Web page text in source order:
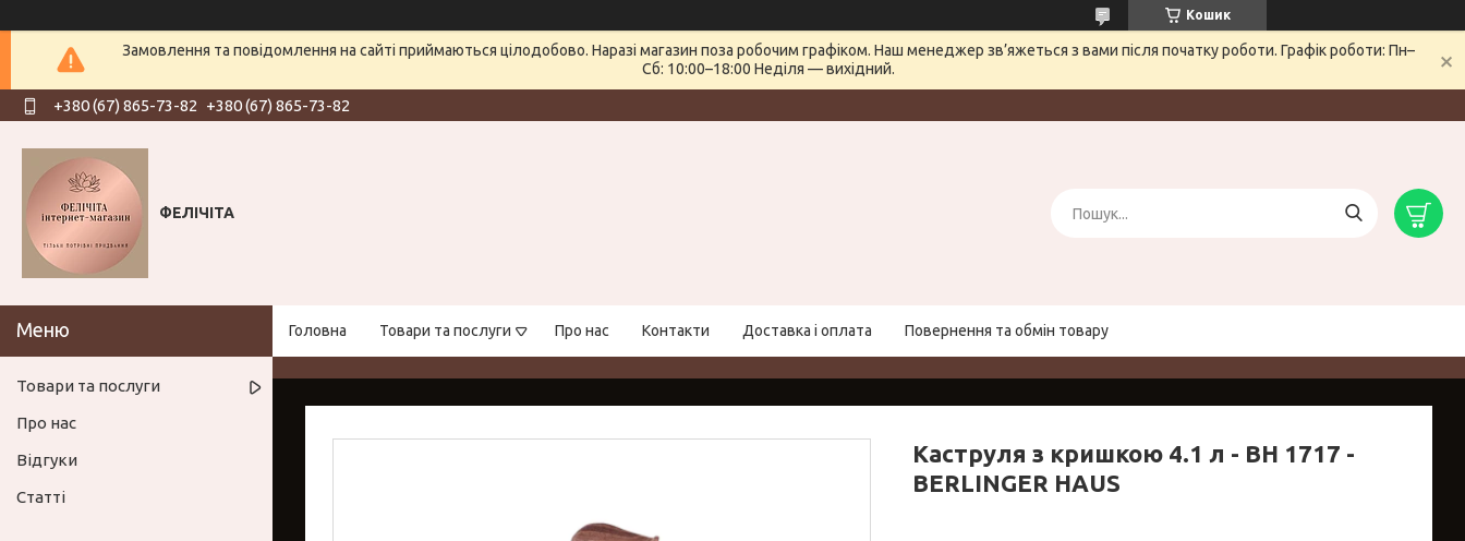
Кошик
Замовлення та повідомлення на сайті приймаються цілодобово. Наразі магазин поза робочим графіком. Наш менеджер зв’яжеться з вами після початку роботи. Графік роботи: Пн–
Сб: 10:00–18:00 Неділя — вихідний.
+380 (67) 865-73-82 +380 (67) 865-73-82
ФЕЛІЧІТА
Головна Товари та послуги Про нас Контакти Доставка і оплата Повернення та обмін товару
Каструля з кришкою 4.1 л - BH 1717 -
BERLINGER HAUS
Товари та послуги
Про нас
Відгуки
Статті